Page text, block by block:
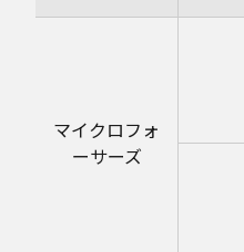
マイクロフォ
ーサーズ